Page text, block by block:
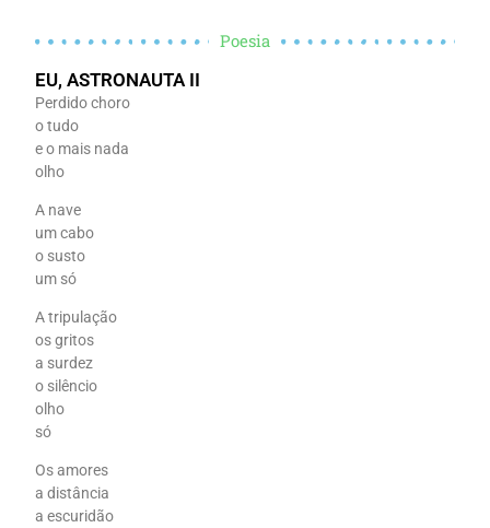
Poesia
EU, ASTRONAUTA II
Perdido choro
o tudo
e o mais nada
olho
A nave
um cabo
o susto
um só
A tripulação
os gritos
a surdez
o silêncio
olho
só
Os amores
a distância
a escuridão